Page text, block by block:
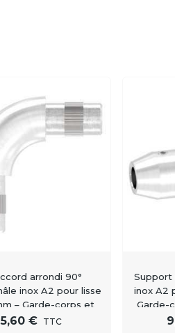
arrondi 90°
inox A2 pour lisse
– Garde-corps et
balustrade
5,60 € TTC
Support
inox A2
Garde-